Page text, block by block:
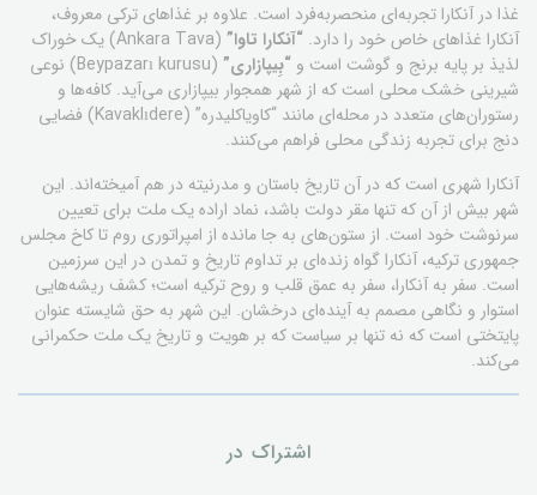
غذا در آنکارا تجربه‌ای منحصربه‌فرد است. علاوه بر غذاهای ترکی معروف،
آنکارا غذاهای خاص خود را دارد. “آنکارا تاوا”
(Ankara Tava) یک خوراک
لذیذ بر پایه برنج و گوشت است و “بِیپازاری”
(Beypazarı kurusu) نوعی
شیرینی خشک محلی است که از شهر همجوار بیپازاری می‌آید. کافه‌ها و
رستوران‌های متعدد در محله‌ای مانند “کاویاکلیدره” (Kavaklıdere) فضایی
دنج برای تجربه زندگی محلی فراهم می‌کنند.
آنکارا شهری است که در آن تاریخ باستان و مدرنیته در هم آمیخته‌اند. این
شهر بیش از آن که تنها مقر دولت باشد، نماد اراده یک ملت برای تعیین
سرنوشت خود است. از ستون‌های به جا مانده از امپراتوری روم تا کاخ مجلس
جمهوری ترکیه، آنکارا گواه زنده‌ای بر تداوم تاریخ و تمدن در این سرزمین
است. سفر به آنکارا، سفر به عمق قلب و روح ترکیه است؛ کشف ریشه‌هایی
استوار و نگاهی مصمم به آینده‌ای درخشان. این شهر به حق شایسته عنوان
پایتختی است که نه تنها بر سیاست که بر هویت و تاریخ یک ملت حکمرانی
می‌کند.
اشتراک در